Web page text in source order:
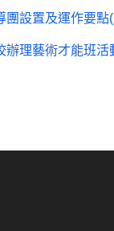
團設置及運作要點
辦理藝術才能班活